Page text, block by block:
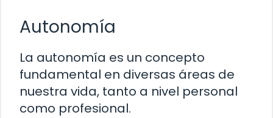
Autonomía
La autonomía es un concepto
fundamental en diversas áreas de
nuestra vida, tanto a nivel personal
como profesional.